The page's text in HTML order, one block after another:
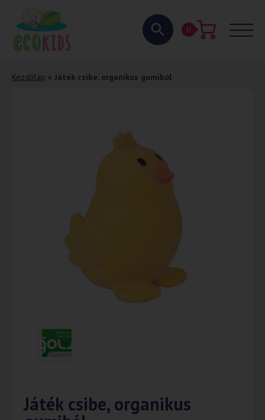
0
Kezdőlap » Játék csibe, organikus gumiból
Játék csibe, organikus